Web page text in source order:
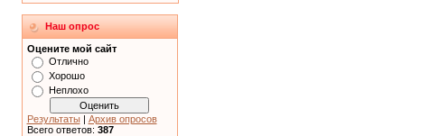
Наш опрос
Оцените мой сайт
Отлично
Хорошо
Неплохо
Результаты| Архив опросов
Всего ответов: 387